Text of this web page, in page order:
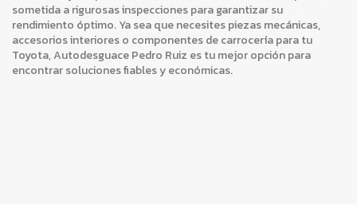
sometida a rigurosas inspecciones para garantizar su
rendimiento óptimo. Ya sea que necesites piezas mecánicas,
accesorios interiores o componentes de carrocería para tu
Toyota, Autodesguace Pedro Ruiz es tu mejor opción para
encontrar soluciones fiables y económicas.